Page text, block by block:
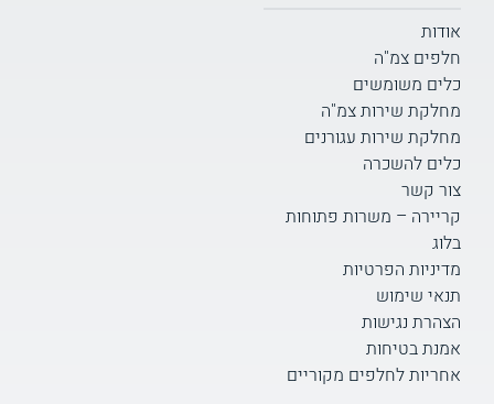
אודות
חלפים צמ"ה
כלים משומשים
מחלקת שירות צמ"ה
מחלקת שירות עגורנים
כלים להשכרה
צור קשר
קריירה – משרות פתוחות
בלוג
מדיניות הפרטיות
תנאי שימוש
הצהרת נגישות
אמנת בטיחות
אחריות לחלפים מקוריים